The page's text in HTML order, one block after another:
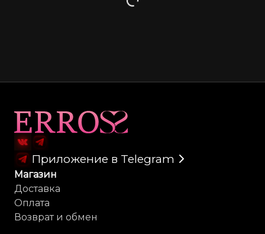
Загрузка
Приложение в Telegram
Магазин
Доставка
Оплата
Возврат и обмен
Карта сайта